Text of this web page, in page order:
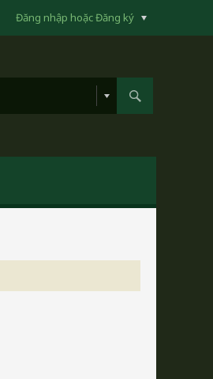
Đăng nhập hoặc Đăng ký